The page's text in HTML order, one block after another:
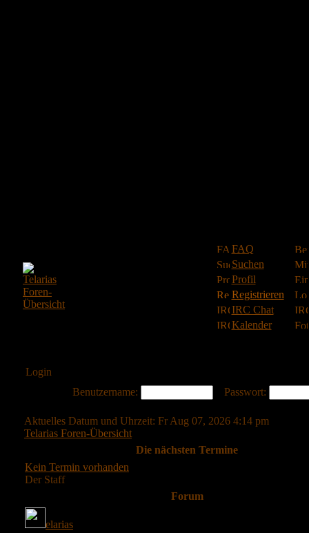
FAQ
Suchen
Profil
Registrieren
IRC Chat
Kalender
Login
Benutzername:
Passwort:
Aktuelles Datum und Uhrzeit: Fr Aug 07, 2026 4:14 pm
Telarias Foren-Übersicht
Die nächsten Termine
Kein Termin vorhanden
Der Staff
Forum
elarias